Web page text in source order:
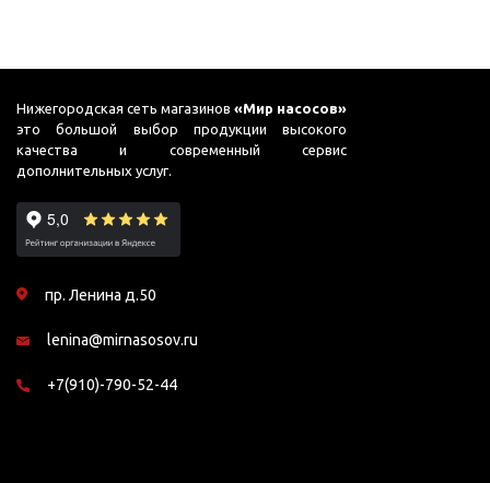
Нижегородская сеть магазинов«Мир насосов»
это большой выбор продукции высокого
качества и современный сервис
дополнительных услуг.
пр. Ленина д.50
lenina@mirnasosov.ru
+7(910)-790-52-44